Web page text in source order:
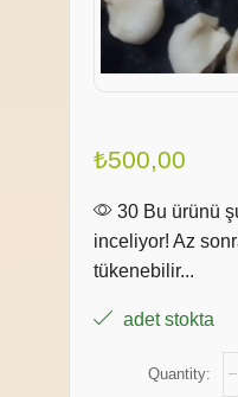
₺500,00
30 Bu ürünü
inceliyor! Az
tükenebilir...
adet stokta